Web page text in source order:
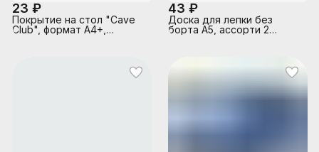
23 ₽
Покрытие на стол "Cave
Club", формат А4+,
43 ₽
Доска для лепки без
борта А5, ассорти 2